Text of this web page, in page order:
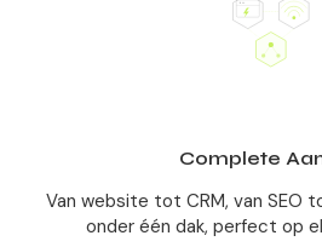
Complete
Van website tot CRM, van SEO
onder één dak, perfect op